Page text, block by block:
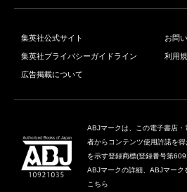
集英社公式サイト お問
集英社プライバシーガイドライン 利用
広告掲載について
ABJマークは、この電子書店
者からコンテンツ使用許諾を
を示す登録商標(登録番号第
ABJマークの詳細、ABJマーク
こちら